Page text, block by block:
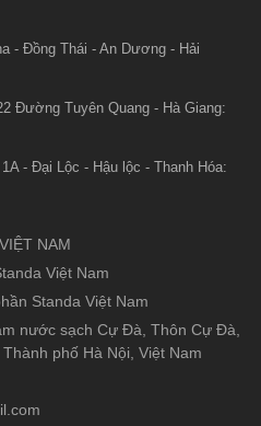
- Đồng Thái - An Dương - Hải
Đường Tuyên Quang - Hà Giang:
- Đại Lộc - Hậu lộc - Thanh Hóa:
NAM
Việt Nam
Standa Việt Nam
nước sạch Cự Đà, Thôn Cự Đà,
phố Hà Nội, Việt Nam